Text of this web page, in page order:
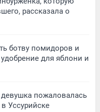
рассказала о
ботву помидоров и
для яблони и
пожаловалась
Уссурийске